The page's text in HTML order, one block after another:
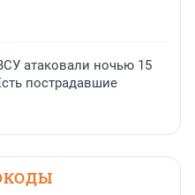
атаковали ночью 15
пострадавшие